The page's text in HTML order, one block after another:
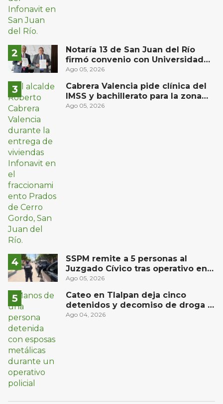
Notaría 13 de San Juan del Río
firmó convenio con Universidad
Privada del Bajío para recibir
Ago 05, 2026
Cabrera Valencia pide clínica del
IMSS y bachillerato para la zona
oriente de San Juan del Río
Ago 05, 2026
SSPM remite a 5 personas al
Juzgado Cívico tras operativo en
San Juan del Río
Ago 05, 2026
Cateo en Tlalpan deja cinco
detenidos y decomiso de droga y
un arma
Ago 04, 2026